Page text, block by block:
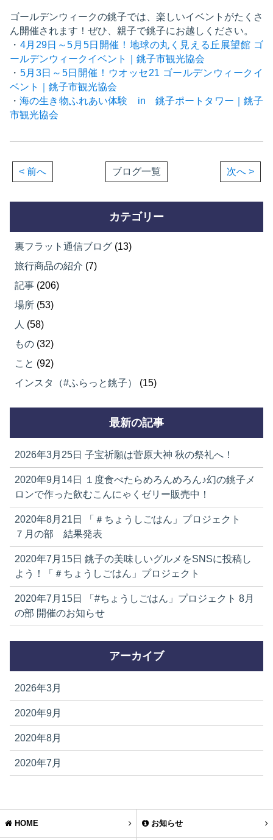
ゴールデンウィークの銚子では、楽しいイベントがたくさ
ん開催されます！ぜひ、親子で銚子にお越しください。
・ 4月29日～5月5日開催！地球の丸く見える丘展望館 ゴ
ールデンウィークイベント｜銚子市観光協会
・ 5月3日～5日開催！ウオッセ21 ゴールデンウィークイ
ベント｜銚子市観光協会
・海の生き物ふれあい体験 in 銚子ポートタワー｜銚子
市観光協会
< 前へ ブログ一覧 次へ >
カテゴリー
裏フラット通信ブログ (13)
旅行商品の紹介 (7)
記事 (206)
場所 (53)
人 (58)
もの (32)
こと (92)
インスタ（#ふらっと銚子）
(15)
最新の記事
2026年3月25日 子宝祈願は菅原大神 秋の祭礼へ！
2020年9月14日
１度食べたらめろんめろん♪幻の銚子メ
ロンで作った飲むこんにゃくゼリー販売中！
2020年8月21日
「＃ちょうしごはん」プロジェクト
７月の部 結果発表
2020年7月15日 銚子の美味しいグルメをSNSに投稿し
よう！「＃ちょうしごはん」プロジェクト
2020年7月15日
「#ちょうしごはん」プロジェクト 8月
の部 開催のお知らせ
アーカイブ
2026年3月
2020年9月
2020年8月
2020年7月
HOME お知らせ